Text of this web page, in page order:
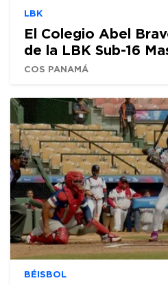
LBK
El Colegio Abel
de la LBK Sub-16
COS PANAMÁ
BÉISBOL